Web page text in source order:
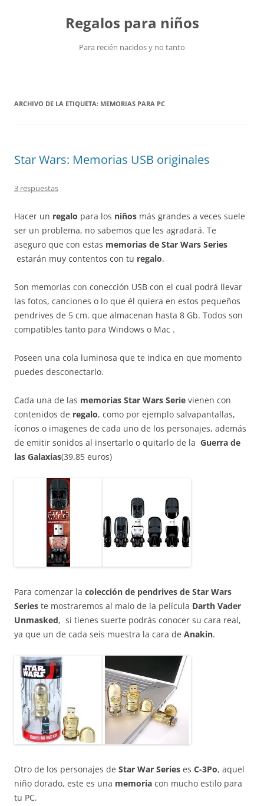
Regalos para niños
Para recién nacidos y no tanto
ARCHIVO DE LA ETIQUETA: MEMORIAS PARA PC
Star Wars: Memorias USB originales
3 respuestas
Hacer un regalo para los niños más grandes a veces suele
ser un problema, no sabemos que les agradará. Te
aseguro que con estas memorias de Star Wars Series
estarán muy contentos con tu regalo.
Son memorias con conección USB con el cual podrá llevar
las fotos, canciones o lo que él quiera en estos pequeños
pendrives de 5 cm. que almacenan hasta 8 Gb. Todos son
compatibles tanto para Windows o Mac .
Poseen una cola luminosa que te indica en que momento
puedes desconectarlo.
Cada una de las memorias Star Wars Serie vienen con
contenidos de regalo, como por ejemplo salvapantallas,
íconos o imagenes de cada uno de los personajes, además
de emitir sonidos al insertarlo o quitarlo de la Guerra de
las Galaxias(39.85 euros)
Para comenzar la colección de pendrives de Star Wars
Series te mostraremos al malo de la película Darth Vader
Unmasked, si tienes suerte podrás conocer su cara real,
ya que un de cada seis muestra la cara de Anakin.
Otro de los personajes de Star War Series es C-3Po, aquel
niño dorado, este es una memoria con mucho estilo para
tu PC.